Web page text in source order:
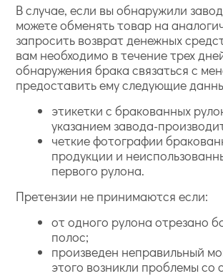
В случае, если вы обнаружили
можете обменять товар на
запросить возврат денежных
вам необходимо в течение трех
обнаружения брака связаться с
предоставить ему следующие
этикетки с бракованных
указанием завода-
четкие фотографии
продукции и
первого рулона.
Претензии не принимаются если:
от одного рулона отрезано
полос;
произведен неправильный
этого возникли проблемы со